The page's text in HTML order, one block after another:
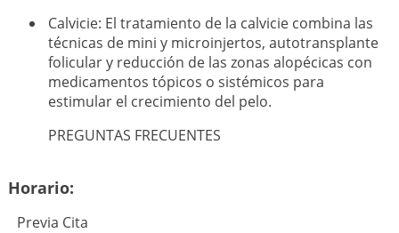
Calvicie: El tratamiento de la calvicie combina las
técnicas de mini y microinjertos, autotransplante
folicular y reducción de las zonas alopécicas con
medicamentos tópicos o sistémicos para
estimular el crecimiento del pelo.
PREGUNTAS FRECUENTES
Horario:
Previa Cita